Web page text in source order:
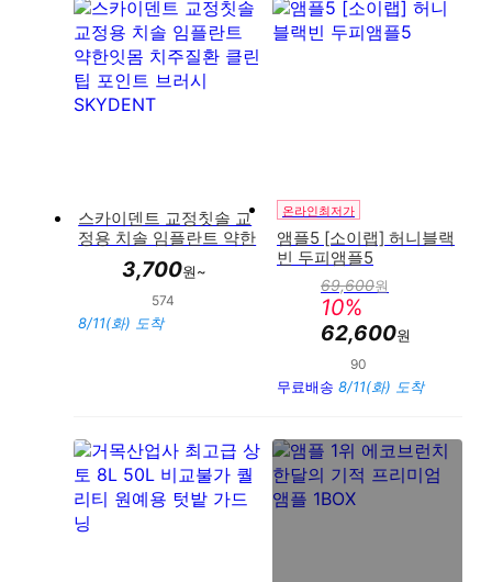
스카이덴트 교정칫솔 교
정용 치솔 임플란트 약한
잇몸 치주질환 클린팁 포
인트 브러시 SKYDENT
3,700원~
574
8/11(화) 도착
온라인최저가
앰플5 [소이랩] 허니블랙
빈 두피앰플5
69,600원
10%
62,600원
90
무료배송 8/11(화) 도착